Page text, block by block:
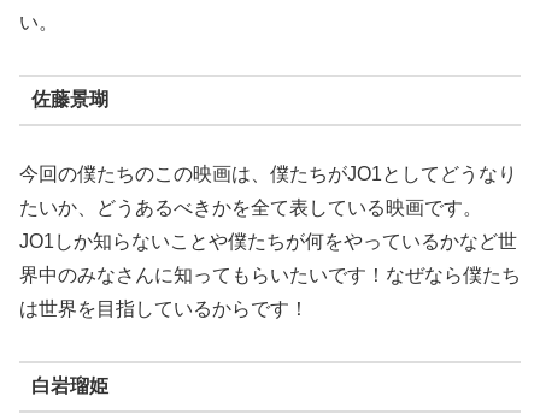
い。
佐藤景瑚
今回の僕たちのこの映画は、僕たちがJO1としてどうなり
たいか、どうあるべきかを全て表している映画です。
JO1しか知らないことや僕たちが何をやっているかなど世
界中のみなさんに知ってもらいたいです！なぜなら僕たち
は世界を目指しているからです！
白岩瑠姫